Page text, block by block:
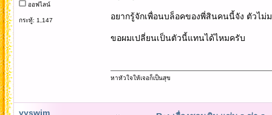
ออฟไลน์
กระทู้: 1,147 อยากรู้จักเพื่อนบล็อคของพี่สินคนนี้จัง ตัวไ
ขอผมเปลี่ยนเป็นตัวนี้แทนได้ไหมครับ
หาหัวใจให้เจอก็เป็นสุข
yyswim